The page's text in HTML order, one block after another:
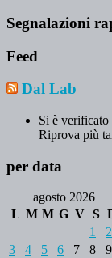
Segnalazioni
Feed
Dal Lab
Si è
Riprova più
per data
agosto 2026
L M M G V S
1
2
3
4 5 6 7 8
9